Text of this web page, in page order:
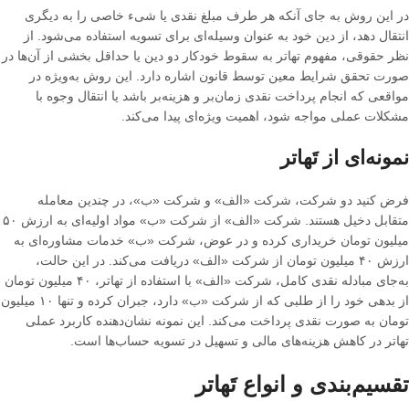
در این روش به جای آنکه هر طرف مبلغ نقدی یا شیء خاصی را به دیگری
انتقال دهد، از دین خود به عنوان وسیله‌ای برای تسویه استفاده می‌شود. از
نظر حقوقی، مفهوم تهاتر به سقوط خودکار دو دین یا حداقل بخشی از آن‌ها در
صورت تحقق شرایط معین توسط قانون اشاره دارد. این روش به‌ویژه در
مواقعی که انجام پرداخت نقدی زمان‌بر و هزینه‌بر باشد یا انتقال وجوه با
مشکلات عملی مواجه شود، اهمیت ویژه‌ای پیدا می‌کند.
نمونه‌ای از تَهاتر
فرض کنید دو شرکت، شرکت «الف» و شرکت «ب»، در چندین معامله
متقابل دخیل هستند. شرکت «الف» از شرکت «ب»
مواد اولیه‌ای به ارزش ۵۰
میلیون تومان خریداری کرده و در عوض، شرکت «ب» خدمات مشاوره‌ای به
ارزش ۴۰ میلیون تومان از شرکت
«الف» دریافت می‌کند. در این حالت،
به‌جای مبادله نقدی کامل، شرکت «الف»
با استفاده از تهاتر، ۴۰ میلیون تومان
از بدهی خود را از طلبی که از شرکت «ب»
دارد، جبران کرده و تنها ۱۰ میلیون
تومان به صورت نقدی پرداخت می‌کند. این نمونه نشان‌دهنده کاربرد عملی
تهاتر در کاهش هزینه‌های مالی و تسهیل در تسویه حساب‌ها است.
تقسیم‌بندی و انواع تَهاتر